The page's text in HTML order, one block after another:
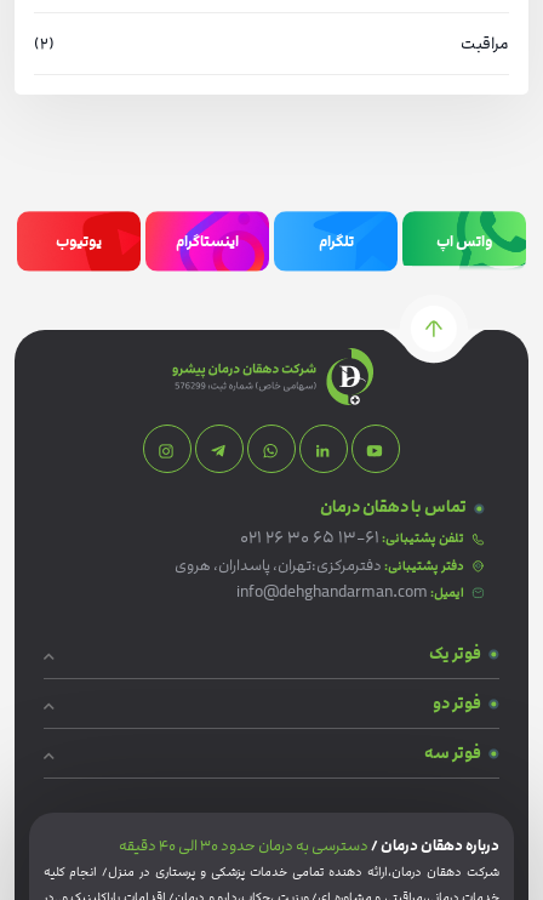
مراقبت (2)
واتس اپ تلگرام اینستاگرام یوتیوب
تماس با دهقان درمان
تلفن پشتیبانی:021 26 30 65 13-61
دفتر پشتیبانی:دفترمرکزی:تهران، پاسداران، هروی
ایمیل:info@dehghandarman.com
فوتر یک
فوتر دو
فوتر سه
درباره دهقان درمان /دسترسی به درمان حدود 30 الی 40 دقیقه
شرکت دهقان درمان،ارائه دهنده تمامی خدمات پزشکی و پرستاری در منزل/ انجام کلیه